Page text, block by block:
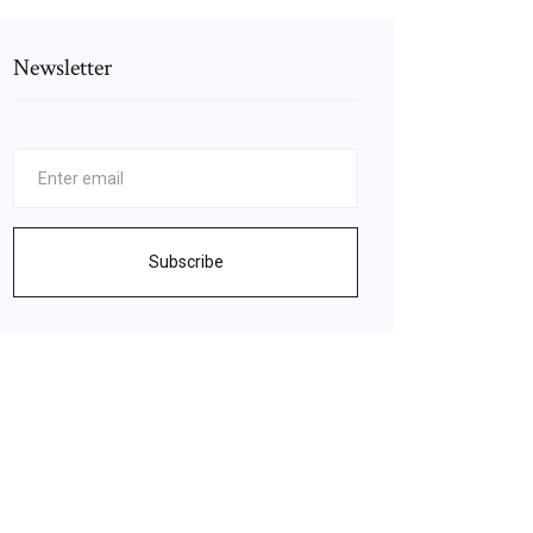
Newsletter
Subscribe